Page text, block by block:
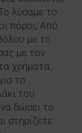
λύσαμε το
πόροι; Από
με το
με τον
χρήματα;
το
του
δώσει το
στηρίζετε